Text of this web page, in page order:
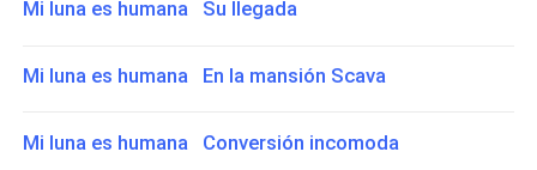
Mi luna es humana Su llegada
Mi luna es humana En la mansión Scava
Mi luna es humana Conversión incomoda